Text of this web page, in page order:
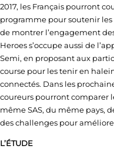
2017, les Français pourront
programme pour soutenir
de montrer l’engagement
Heroes s’occupe aussi de
Semi, en proposant aux
course pour les tenir en
connectés. Dans les
coureurs pourront comparer
même SAS, du même pays,
des challenges pour
L’ÉTUDE